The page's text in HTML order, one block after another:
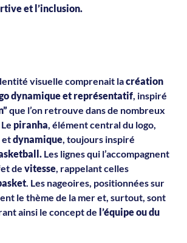
et l’inclusion.
visuelle comprenait lacréation
dynamique et représentatif, inspiré
que l’on retrouve dans de nombreux
piranha, élément central du logo,
etdynamique, toujours inspiré
Les lignes qui l’accompagnent
de vitesse, rappelant celles
. Les nageoires, positionnées sur
le thème de la mer et, surtout, sont
ainsi le concept de l’équipe ou du